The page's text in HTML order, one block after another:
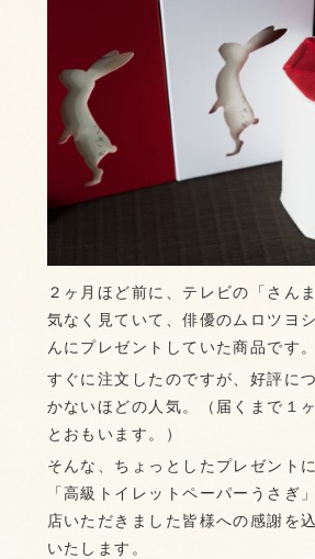
２ヶ月ほど前に、テレビの「さん
気なく見ていて、俳優のムロツヨ
んにプレゼントしていた商品です。
すぐに注文したのですが、好評に
かないほどの人気。（届くまで１
とおもいます。）
そんな、ちょっとしたプレゼント
「高級トイレットペーパーうさぎ
店いただきました皆様への感謝を
いたします。